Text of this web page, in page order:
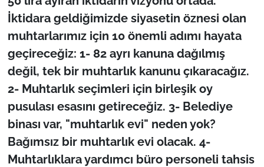
İktidara geldiğimizde siyasetin öznesi olan
muhtarlarımız için 10 önemli adımı hayata
geçireceğiz: 1- 82 ayrı kanuna dağılmış
değil, tek bir muhtarlık kanunu çıkaracağız.
2- Muhtarlık seçimleri için birleşik oy
pusulası esasını getireceğiz. 3- Belediye
binası var, "muhtarlık evi" neden yok?
Bağımsız bir muhtarlık evi olacak. 4-
Muhtarlıklara yardımcı büro personeli tahsis